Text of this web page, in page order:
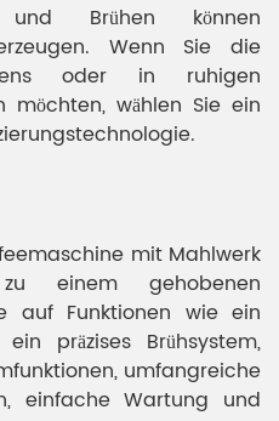
und Brühen können
Wenn Sie die
oder in ruhigen
möchten, wählen Sie ein
mit Mahlwerk
einem gehobenen
auf Funktionen wie ein
präzises Brühsystem,
umfangreiche
einfache Wartung und